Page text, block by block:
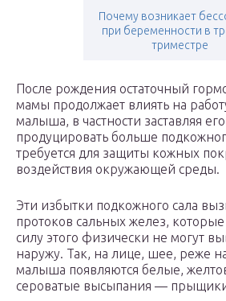
Почему возникает
при беременности в
триместре
После рождения остаточный
мамы продолжает влиять на
малыша, в частности заставляя
продуцировать больше
требуется для защиты кожных
воздействия окружающей среды.
Эти избытки подкожного сала
протоков сальных желез,
силу этого физически не могут
наружу. Так, на лице, шее, реже
малыша появляются белые,
сероватые высыпания —